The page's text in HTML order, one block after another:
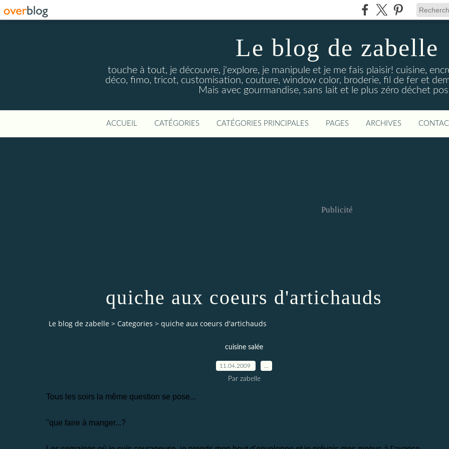
Le blog de zabelle
touche à tout, je découvre, j'explore, je manipule et je me fais plaisir! cuisine,
déco, fimo, tricot, customisation, couture, window color, broderie, fil de fer et
Mais avec gourmandise, sans lait et le plus zéro déchet
ACCUEIL CATÉGORIES CATÉGORIES PRINCIPALES PAGES ARCHIVES
Publicité
quiche aux coeurs d'artichauds
Le blog de zabelle > Categories > quiche aux coeurs d'artichauds
cuisine salée
11.04.2009
Par zabelle
Tous les soirs la même question se pose...
"que faire à manger...?